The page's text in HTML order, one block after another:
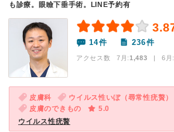
も診療。眼瞼下垂手術。LINE予約有
14件 236件
アクセス数 7月:1,483 | 6月
皮膚科
ウイルス性いぼ（尋常性疣贅）
皮膚のできもの
5.0
ウイルス性疣贅